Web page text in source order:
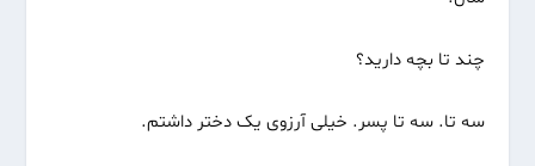
چند تا بچه دارید؟
سه تا. سه تا پسر. خیلی آرزوی یک دختر داشتم.